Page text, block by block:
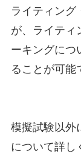
ライティング
が、ライティ
ーキングにつ
ることが可能
模擬試験以外
について詳し